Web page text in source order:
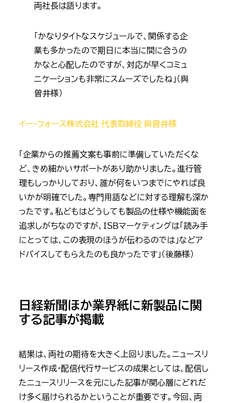
両社長は語ります。
「かなりタイトなスケジュールで、関係する企
業も多かったので期日に本当に間に合うの
かなと心配したのですが、対応が早くコミュ
ニケーションも非常にスムーズでしたね」（與
曽井様）
イー・フォース株式会社 代表取締役 與曽井様
「企業からの推薦文案も事前に準備していただくな
ど、きめ細かいサポートがあり助かりました。進行管
理もしっかりしており、誰が何をいつまでにやれば良
いかが明確でした。専門用語などに対する理解も深か
ったです。私どもはどうしても製品の仕様や機能面を
追求しがちなのですが、ＩＳＢマーケティングは「読み手
にとっては、この表現のほうが伝わるのでは」などア
ドバイスしてもらえたのも良かったです」（後藤様）
日経新聞ほか業界紙に新製品に関
する記事が掲載
結果は、両社の期待を大きく上回りました。ニュースリ
リース作成・配信代行サービスの成果としては、配信し
たニュースリリースを元にした記事が関心層にどれだ
け多く届けられるかということが重要です。今回、両